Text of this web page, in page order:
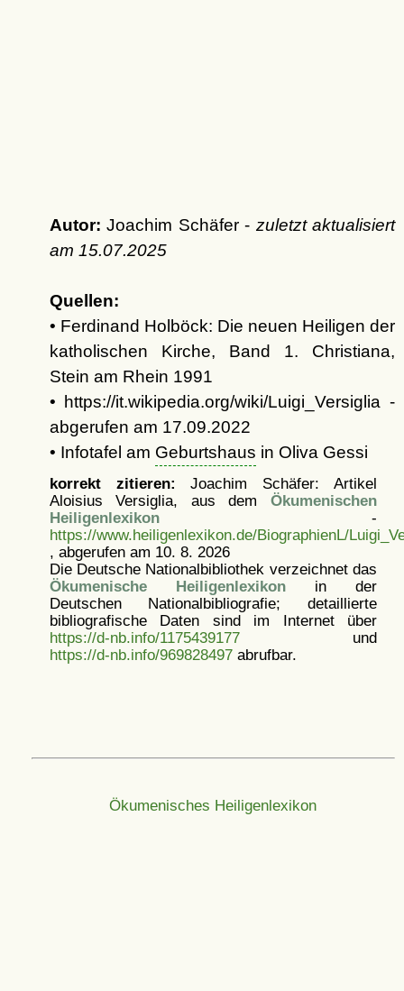
Autor: Joachim Schäfer - zuletzt aktualisiert
am 15.07.2025
Quellen:
• Ferdinand Holböck: Die neuen Heiligen der
katholischen Kirche, Band 1. Christiana,
Stein am Rhein 1991
• https://it.wikipedia.org/wiki/Luigi_Versiglia -
abgerufen am 17.09.2022
• Infotafel am Geburtshaus in Oliva Gessi
korrekt zitieren: Joachim Schäfer: Artikel
Aloisius Versiglia, aus dem Ökumenischen
Heiligenlexikon-
https://www.heiligenlexikon.de/BiographienL/
, abgerufen am 10. 8. 2026
Die Deutsche Nationalbibliothek verzeichnet das
Ökumenische Heiligenlexikonin der
Deutschen Nationalbibliografie; detaillierte
bibliografische Daten sind im Internet über
https://d-nb.info/1175439177und
https://d-nb.info/969828497abrufbar.
Ökumenisches Heiligenlexikon